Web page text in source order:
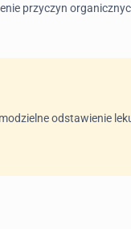
przyczyn
odstawienie